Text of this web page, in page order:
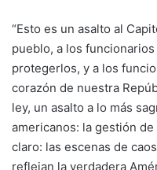
“Esto es un asalto al
pueblo, a los
protegerlos, y a los
corazón de nuestra
ley, un asalto a lo más
americanos: la gestión
claro: las escenas de
reflejan la verdadera